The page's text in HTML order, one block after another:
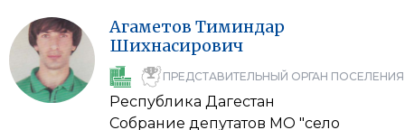
Агаметов Тиминдар
Шихнасирович
ПРЕДСТАВИТЕЛЬНЫЙ ОРГАН ПОСЕЛЕНИЯ
Республика Дагестан
Собрание депутатов МО "село